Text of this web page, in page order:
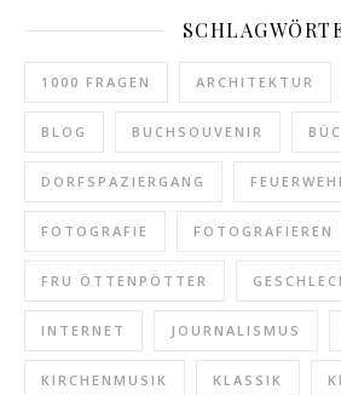
1000 FRAGEN ARCHITEKTUR
BLOG BUCHSOUVENIR
DORFSPAZIERGANG
FOTOGRAFIE FOTOGRAFIEREN
FRU ÖTTENPÖTTER
INTERNET JOURNALISMUS
KIRCHENMUSIK KLASSIK